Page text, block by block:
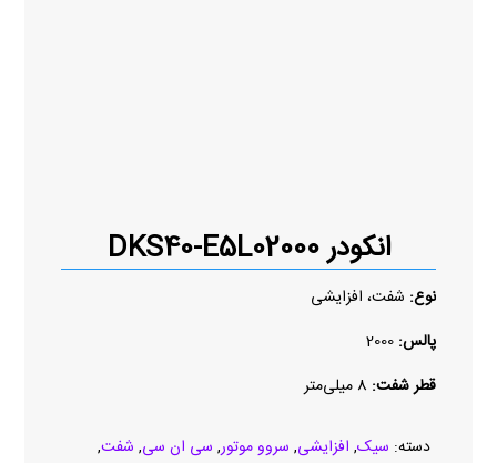
انکودر DKS40-E5L02000
نوع: شفت، افزایشی
پالس:2000
قطر شفت: 8 میلی‌متر
دسته: سیک, افزایشی, سروو موتور, سی ان سی, شفت,